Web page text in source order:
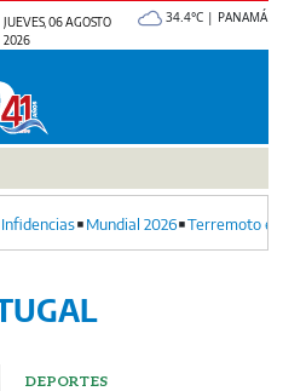
JUEVES, 06 AGOSTO
2026
34.4°C | PANAMÁ
Infidencias Mundial 2026 Terremoto
DEPORTES